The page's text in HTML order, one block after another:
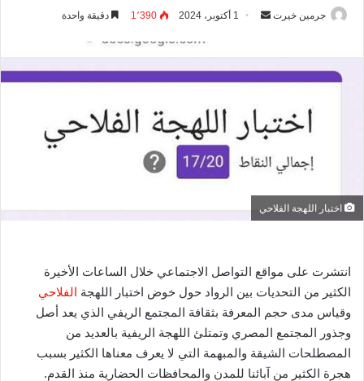
جرمين خيرت
ل
ر
ي
ل
ر
و
ن
1 أكتوبر، 2024 1٬390 دقيقة واحدة
اختبار اللهجة الفلاحي
انتشرت على مواقع التواصل الاجتماعي خلال الساعات الأخيرة
الكثير من التحديات بين الرواد حول خوض اختبار اللهجة الفلاحي
وقياس مدى حجم المعرفة بثقافة المجتمع الريفي الذي يعد أصل
وجذور المجتمع المصري وتمتلئ اللهجة الريفية بالعديد من
المصطلحات الشيقة والمبهمة التي لا يعرف معناها الكثير بسبب
هجرة الكثير من آبائنا للمدن والمحافظات الحضارية منذ القدم.